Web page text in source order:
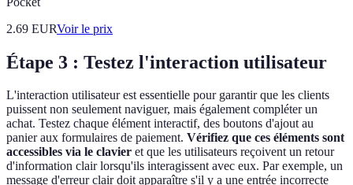
2.69 EURVoir le prix
Étape 3 : Testez l'interaction utilisateur
L'interaction utilisateur est essentielle pour garantir que les clients
puissent non seulement naviguer, mais également compléter un
achat. Testez chaque élément interactif, des boutons d'ajout au
panier aux formulaires de paiement. Vérifiez que ces éléments sont
accessibles via le clavier et que les utilisateurs reçoivent un retour
d'information clair lorsqu'ils interagissent avec eux. Par exemple, un
message d'erreur clair doit apparaître s'il y a une entrée incorrecte